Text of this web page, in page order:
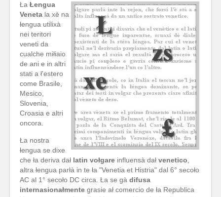
Ła Łengua
Veneta la xè na
łengua utilixà
nei teritori
veneti da
cualche miłiaio
de ani e in altri
stati a ł'estero
come Brasile,
Mesico,
Slovenia,
Croasia e altri
oncora.
Ła nostra
łengua se dixe
che ła deriva dał latin vołgare influensà dał venetico,
altra łengua parłà in te ła "Venetia et Histria" dal 6° secoło
AC al 1° secoło DC circa. Ła se gà difusa
internasionałmente grasie ał comercio de ła Republica